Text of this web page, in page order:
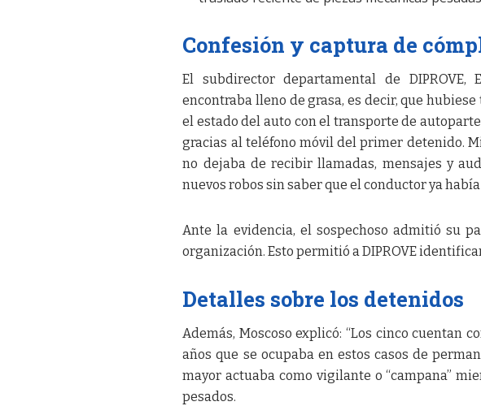
Confesión y captura de
El subdirector departamental de DIPROVE,
encontraba lleno de grasa, es decir, que
el estado del auto con el transporte de
gracias al teléfono móvil del primer detenido.
no dejaba de recibir llamadas, mensajes y
nuevos robos sin saber que el conductor ya
Ante la evidencia, el sospechoso admitió su
organización. Esto permitió a DIPROVE
Detalles sobre los detenidos
Además, Moscoso explicó: “Los cinco cuentan
años que se ocupaba en estos casos de
mayor actuaba como vigilante o “campana”
pesados.